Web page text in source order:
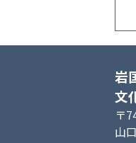
岩
文
〒
山